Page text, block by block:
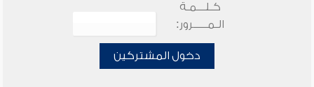
كـلـــمـة
الـمـــــرور:
دخول المشتركين